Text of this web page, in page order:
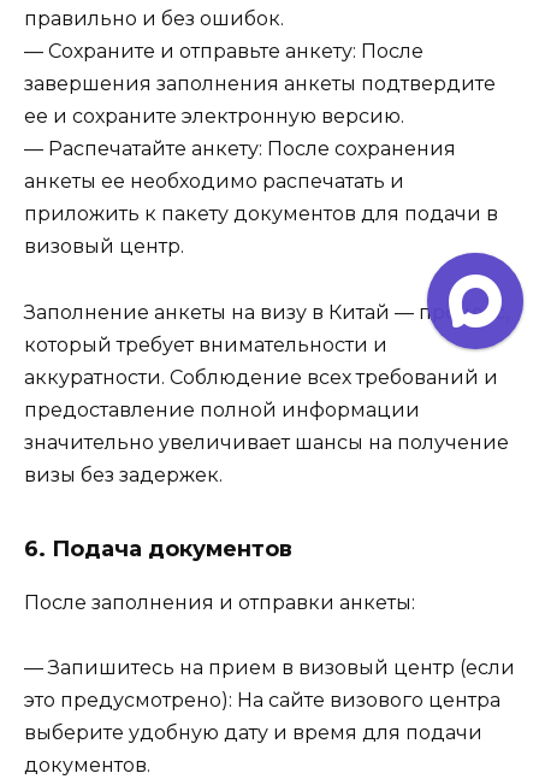
правильно и без ошибок.
— Сохраните и отправьте анкету: После
завершения заполнения анкеты подтвердите
ее и сохраните электронную версию.
— Распечатайте анкету: После сохранения
анкеты ее необходимо распечатать и
приложить к пакету документов для подачи в
визовый центр.
Заполнение анкеты на визу в Китай — процесс,
который требует внимательности и
аккуратности. Соблюдение всех требований и
предоставление полной информации
значительно увеличивает шансы на получение
визы без задержек.
6. Подача документов
После заполнения и отправки анкеты:
— Запишитесь на прием в визовый центр (если
это предусмотрено): На сайте визового центра
выберите удобную дату и время для подачи
документов.